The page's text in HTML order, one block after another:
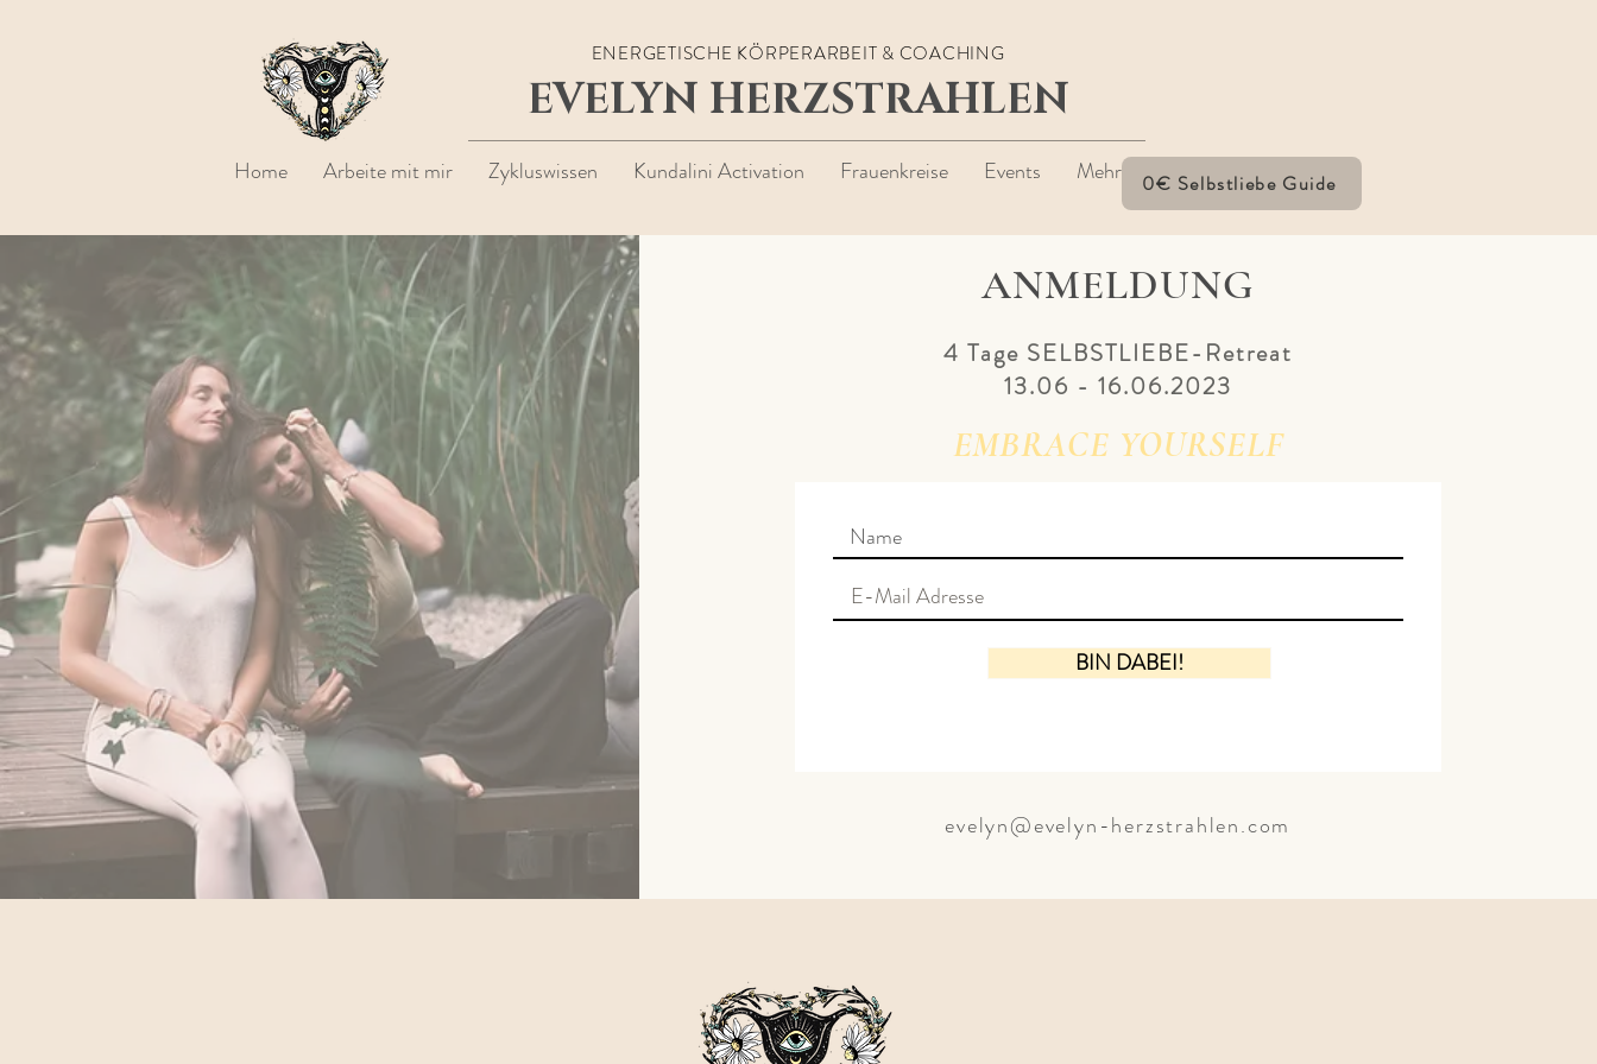
ENERGETISCHE KÖRPERARBEIT & COACHING
EVELYN HERZSTRAHLEN
Home Arbeite mit mir Zykluswissen Kundalini Activation Frauenkreise Events Mehr 0€ Selbstliebe Guide
ANMELDUNG
4 Tage SELBSTLIEBE-Retreat
13.06 - 16.06.2023
EMBRACE YOURSELF
BIN DABEI!
evelyn@evelyn-herzstrahlen.com